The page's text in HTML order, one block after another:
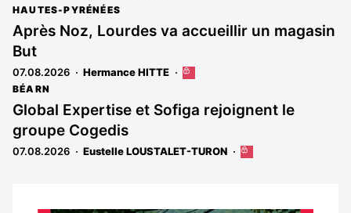
HAUTES-PYRÉNÉES
Après Noz, Lourdes va accueillir un magasin
But
07.08.2026 Hermance HITTE
Cet
réservé
abonnés
BÉARN
Global Expertise et Sofiga rejoignent le
groupe Cogedis
07.08.2026 Eustelle LOUSTALET-TURON
Cet